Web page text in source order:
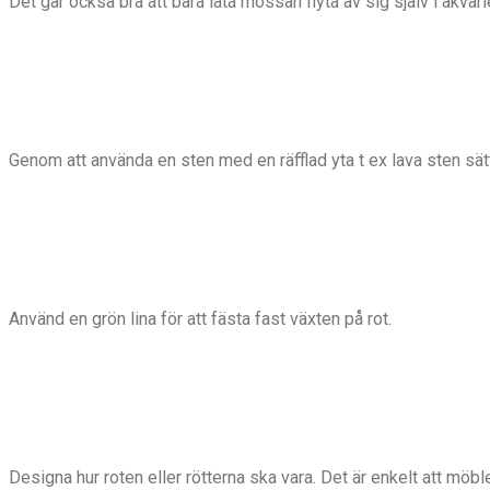
Genom att använda en sten med en räfflad yta t ex lava sten
Använd en grön lina för att fästa fast växten på rot.
Designa hur roten eller rötterna ska vara. Det är enkelt att